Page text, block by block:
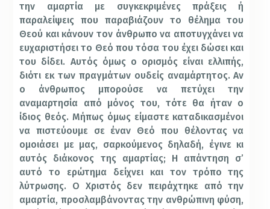
την αμαρτία με συγκεκριμένες πράξεις ή
παραλείψεις που παραβιάζουν το θέλημα του
Θεού και κάνουν τον άνθρωπο να αποτυγχάνει να
ευχαριστήσει το Θεό που τόσα του έχει δώσει και
του δίδει. Αυτός όμως ο ορισμός είναι ελλιπής,
διότι εκ των πραγμάτων ουδείς αναμάρτητος. Αν
ο άνθρωπος μπορούσε να πετύχει την
αναμαρτησία από μόνος του, τότε θα ήταν ο
ίδιος θεός. Μήπως όμως είμαστε καταδικασμένοι
να πιστεύουμε σε έναν Θεό που θέλοντας να
ομοιάσει με μας, σαρκούμενος δηλαδή, έγινε κι
αυτός διάκονος της αμαρτίας; Η απάντηση σ’
αυτό το ερώτημα δείχνει και τον τρόπο της
λύτρωσης. Ο Χριστός δεν πειράχτηκε από την
αμαρτία, προσλαμβάνοντας την ανθρώπινη φύση,